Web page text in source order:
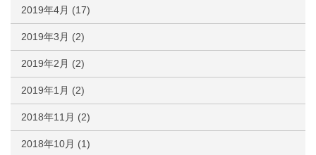
2019年4月 (17)
2019年3月 (2)
2019年2月 (2)
2019年1月 (2)
2018年11月 (2)
2018年10月 (1)